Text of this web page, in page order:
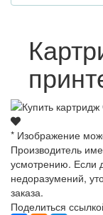
* Изображение
Производитель
усмотрению. Если
недоразумений,
заказа.
Поделиться